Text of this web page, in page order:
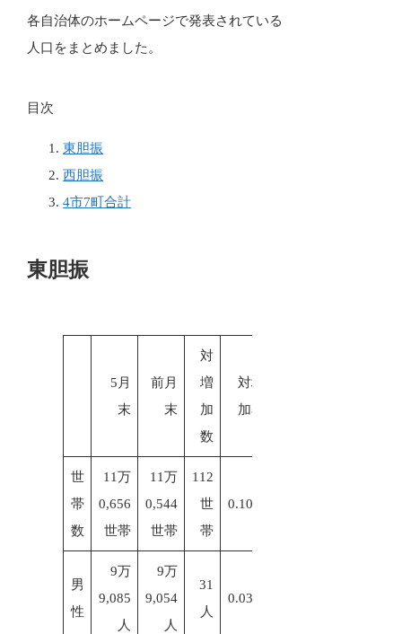
各自治体のホームページで発表されている
人口をまとめました。
目次
東胆振
西胆振
4市7町合計
東胆振
5月
末
前月
末
対
増
加
数
対増
加率
世
帯
数
11万
0,656
世帯
11万
0,544
世帯
112
世
帯
0.10%
男
性
9万
9,085
人
9万
9,054
人
31
人
0.03%